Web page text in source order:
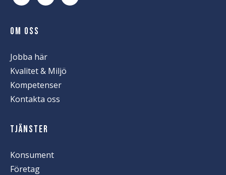
OM OSS
Jobba här
Kvalitet & Miljö
Kompetenser
Kontakta oss
TJÄNSTER
Konsument
Företag